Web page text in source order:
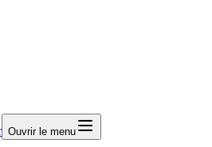
Ouvrir le menu